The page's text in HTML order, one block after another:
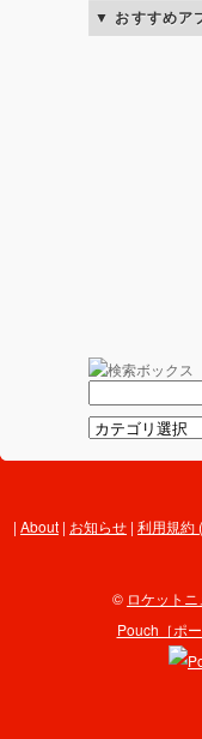
おすすめア
About | お知らせ | 利用規約
© ロケット
Pouch［ポー